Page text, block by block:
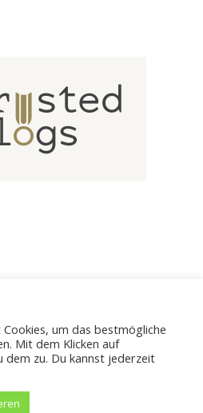
um das bestmögliche
Mit dem Klicken auf
zu. Du kannst jederzeit